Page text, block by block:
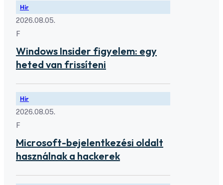
Hír
2026.08.05.
F
Windows Insider figyelem: egy
heted van frissíteni
Hír
2026.08.05.
F
Microsoft-bejelentkezési oldalt
használnak a hackerek